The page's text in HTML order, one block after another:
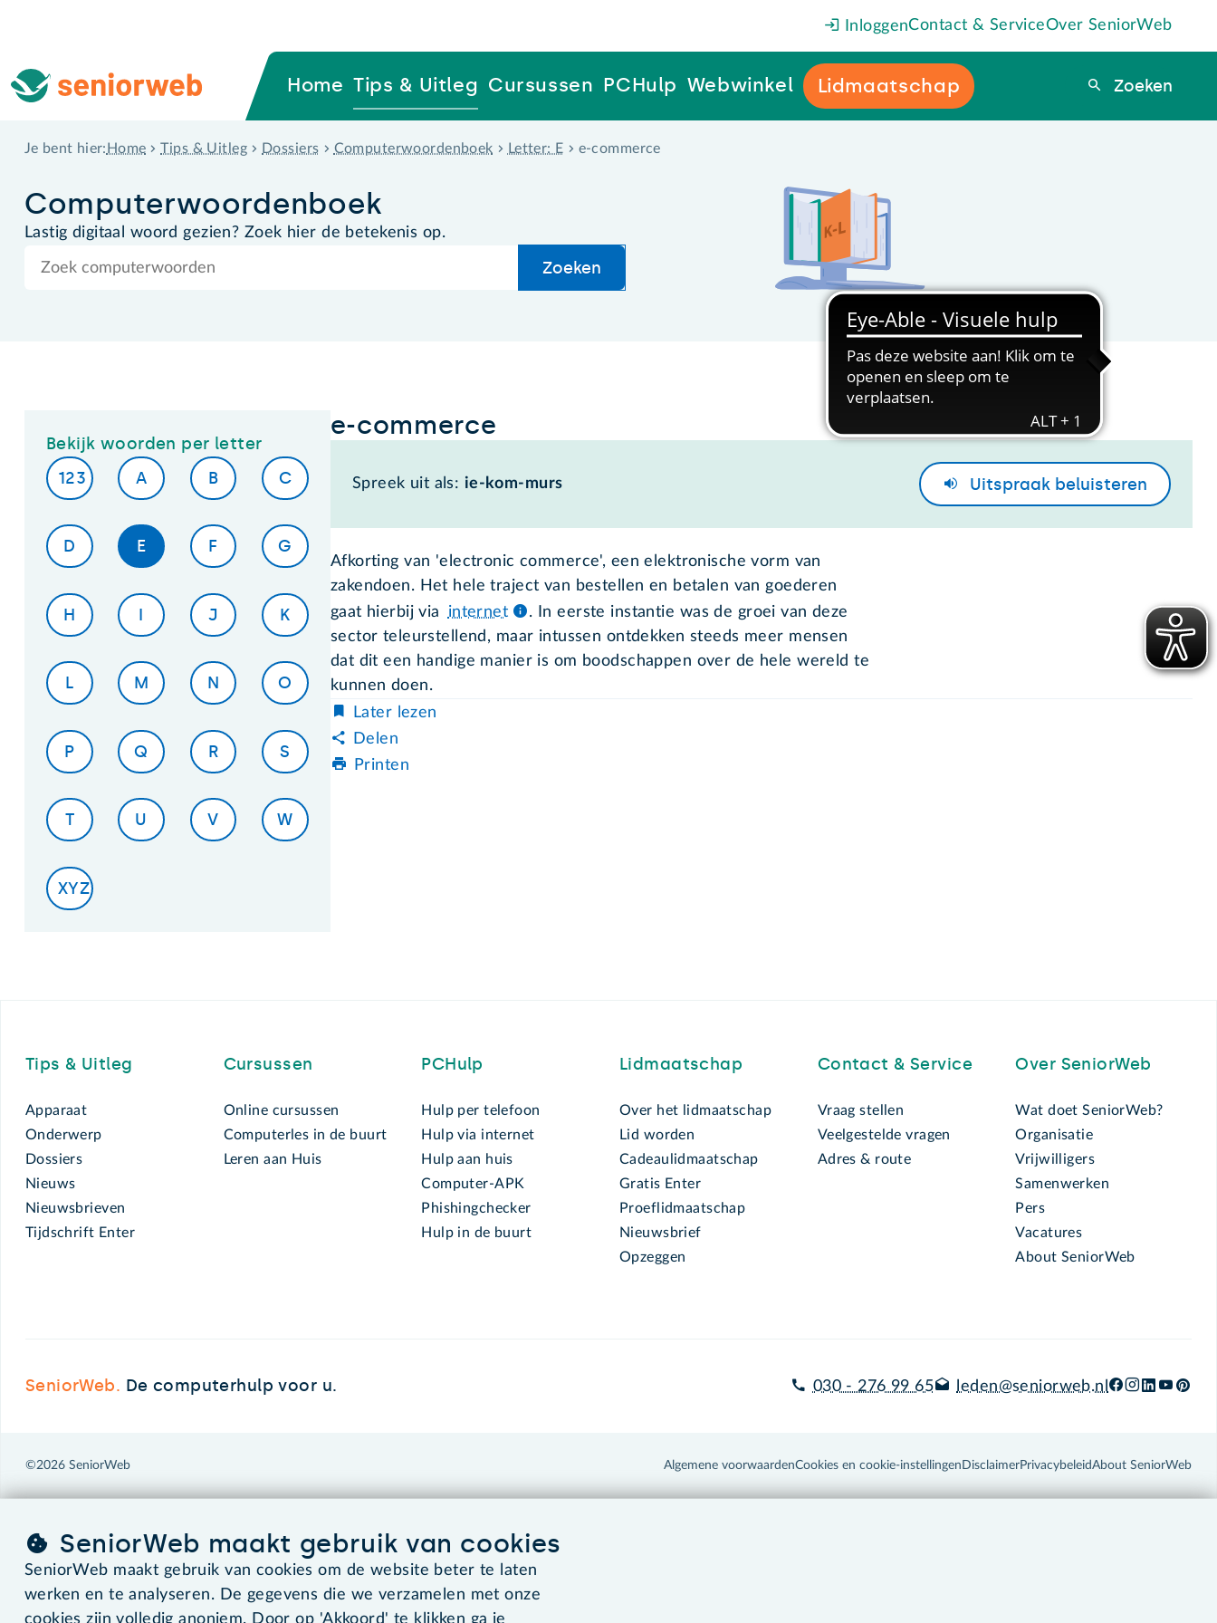
InloggenContact & ServiceOver SeniorWeb
Home Tips & Uitleg Cursussen PCHulp Webwinkel Lidmaatschap Zoeken
Zoeken
Je bent hier: Home Tips & Uitleg Dossiers Computerwoordenboek Letter: E e-commerce
Computer­woordenboek
Lastig digitaal woord gezien? Zoek hier de betekenis op.
Zoeken
Bekijk woorden per letter
123
A B C
D E F G
H I J K
L M N O
P Q R S
T U V W
XYZ
e-commerce
Spreek uit als: ie-kom-murs Uitspraak beluisteren
Afkorting van 'electronic commerce', een elektronische vorm van
zakendoen. Het hele traject van bestellen en betalen van goederen
gaat hierbij via
internet
. In eerste instantie was de groei van deze
sector teleurstellend, maar intussen ontdekken steeds meer mensen
dat dit een handige manier is om boodschappen over de hele wereld te
kunnen doen.
Later lezen
Delen
Printen
Tips & Uitleg
Apparaat
Onderwerp
Dossiers
Nieuws
Nieuwsbrieven
Tijdschrift Enter
Cursussen
Online cursussen
Computerles in de buurt
Leren aan Huis
PCHulp
Hulp per telefoon
Hulp via internet
Hulp aan huis
Computer-APK
Phishingchecker
Hulp in de buurt
Lidmaatschap
Over het lidmaatschap
Lid worden
Cadeaulidmaatschap
Gratis Enter
Proeflidmaatschap
Nieuwsbrief
Opzeggen
Contact & Service
Vraag stellen
Veelgestelde vragen
Adres & route
Over SeniorWeb
Wat doet SeniorWeb?
Organisatie
Vrijwilligers
Samenwerken
Pers
Vacatures
About SeniorWeb
SeniorWeb. De computerhulp voor u. 030 - 276 99 65 leden@seniorweb.nl
©2026 SeniorWeb Algemene voorwaardenCookies en cookie-instellingen DisclaimerPrivacybeleidAbout SeniorWeb
SeniorWeb maakt gebruik van cookies
SeniorWeb maakt gebruik van cookies om de website beter te laten
werken en te analyseren. De gegevens die we verzamelen met onze
cookies zijn volledig anoniem. Door op 'Akkoord' te klikken ga je